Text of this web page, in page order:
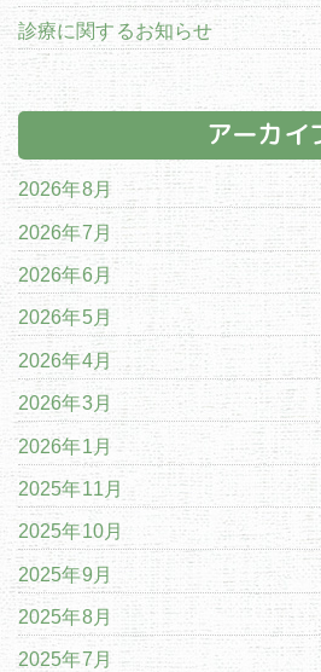
診療に関するお知らせ
アーカイ
2026年8月
2026年7月
2026年6月
2026年5月
2026年4月
2026年3月
2026年1月
2025年11月
2025年10月
2025年9月
2025年8月
2025年7月